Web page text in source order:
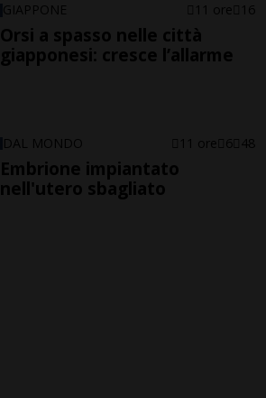
GIAPPONE 11 ore 16
Orsi a spasso nelle città
giapponesi: cresce l’allarme
DAL MONDO 11 ore 6 48
Embrione impiantato
nell'utero sbagliato